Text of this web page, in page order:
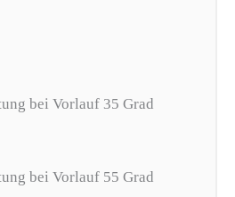
bei Vorlauf 35 Grad
bei Vorlauf 55 Grad